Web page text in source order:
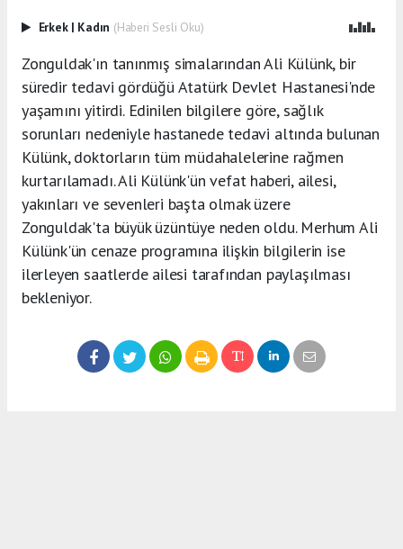
Erkek | Kadın (Haberi Sesli Oku)
Zonguldak'ın tanınmış simalarından Ali Külünk, bir
süredir tedavi gördüğü Atatürk Devlet Hastanesi'nde
yaşamını yitirdi. Edinilen bilgilere göre, sağlık
sorunları nedeniyle hastanede tedavi altında bulunan
Külünk, doktorların tüm müdahalelerine rağmen
kurtarılamadı. Ali Külünk'ün vefat haberi, ailesi,
yakınları ve sevenleri başta olmak üzere
Zonguldak'ta büyük üzüntüye neden oldu. Merhum Ali
Külünk'ün cenaze programına ilişkin bilgilerin ise
ilerleyen saatlerde ailesi tarafından paylaşılması
bekleniyor.